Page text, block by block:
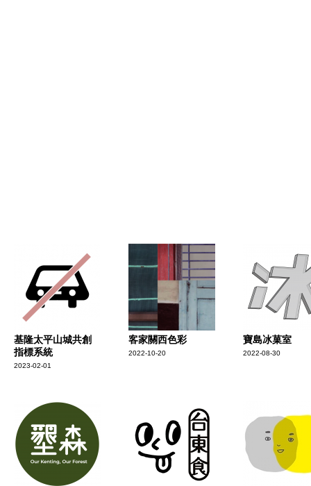
基隆太平山城共創
指標系統
2023-02-01
客家關西色彩
2022-10-20
寶島冰菓室
2022-08-30